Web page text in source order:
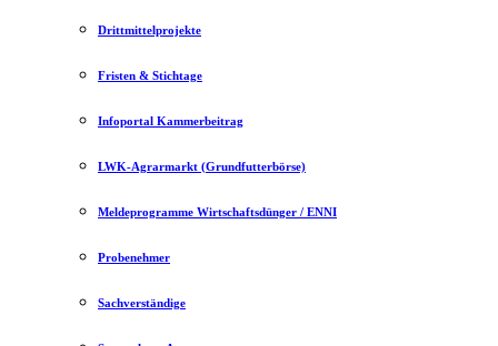
Drittmittelprojekte
Fristen & Stichtage
Infoportal Kammerbeitrag
LWK-Agrarmarkt (Grundfutterbörse)
Meldeprogramme Wirtschaftsdünger / ENNI
Probenehmer
Sachverständige